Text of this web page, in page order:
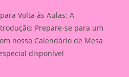
Volta às Aulas: A
Prepare-se para um
nosso Calendário de Mesa
disponível